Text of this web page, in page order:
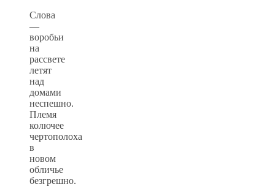
Слова
—
воробьи
на
рассвете
летят
над
домами
неспешно.
Племя
колючее
чертополоха
в
новом
обличье
безгрешно.